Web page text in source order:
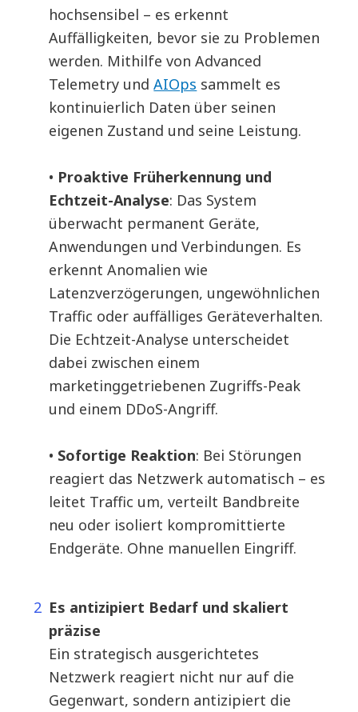
hochsensibel – es erkennt
Auffälligkeiten, bevor sie zu Problemen
werden. Mithilfe von Advanced
Telemetry undAIOps sammelt es
kontinuierlich Daten über seinen
eigenen Zustand und seine Leistung.
• Proaktive Früherkennung und
Echtzeit-Analyse: Das System
überwacht permanent Geräte,
Anwendungen und Verbindungen. Es
erkennt Anomalien wie
Latenzverzögerungen, ungewöhnlichen
Traffic oder auffälliges Geräteverhalten.
Die Echtzeit-Analyse unterscheidet
dabei zwischen einem
marketinggetriebenen Zugriffs-Peak
und einem DDoS-Angriff.
• Sofortige Reaktion: Bei Störungen
reagiert das Netzwerk automatisch – es
leitet Traffic um, verteilt Bandbreite
neu oder isoliert kompromittierte
Endgeräte. Ohne manuellen Eingriff.
Es antizipiert Bedarf und skaliert
präzise
Ein strategisch ausgerichtetes
Netzwerk reagiert nicht nur auf die
Gegenwart, sondern antizipiert die